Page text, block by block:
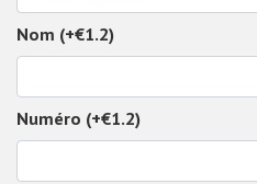
Nom (+€1.2)
Numéro (+€1.2)